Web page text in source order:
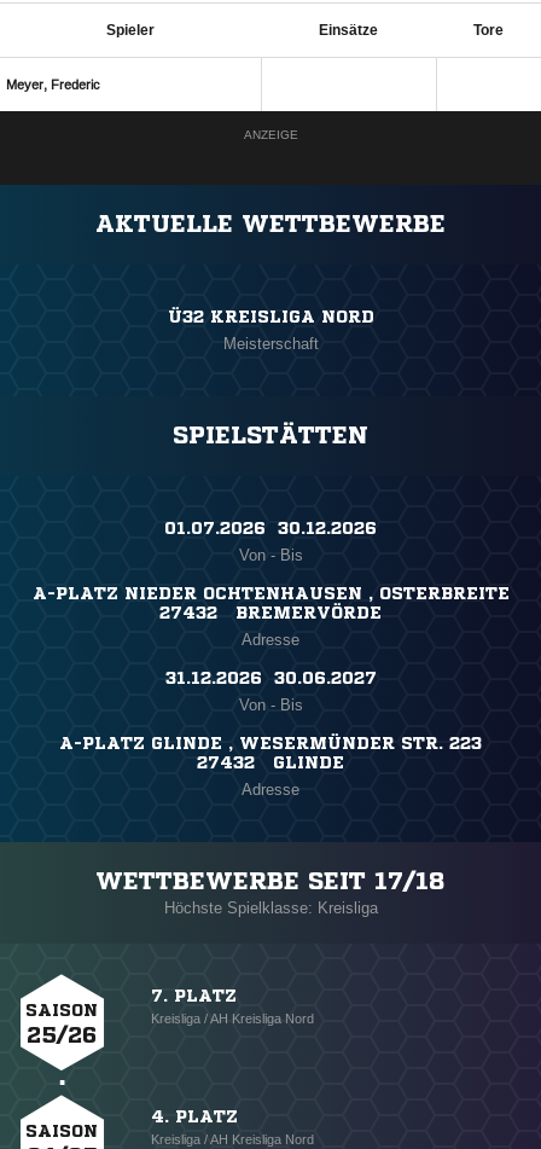
Spieler Einsätze Tore
 
ANZEIGE
AKTUELLE WETTBEWERBE
Ü32 KREISLIGA NORD
Meisterschaft
SPIELSTÄTTEN
01.07.2026 ​ 30.12.2026
Von - Bis
A-PLATZ NIEDER OCHTENHAUSEN , OSTERBREITE
27432 BREMERVÖRDE
Adresse
31.12.2026 ​ 30.06.2027
Von - Bis
A-PLATZ GLINDE , WESERMÜNDER STR. 223
27432 GLINDE
Adresse
WETTBEWERBE SEIT 17/18
Höchste Spielklasse: Kreisliga
SAISON
25/26
7. PLATZ
Kreisliga / AH Kreisliga Nord
SAISON
4. PLATZ
Kreisliga / AH Kreisliga Nord